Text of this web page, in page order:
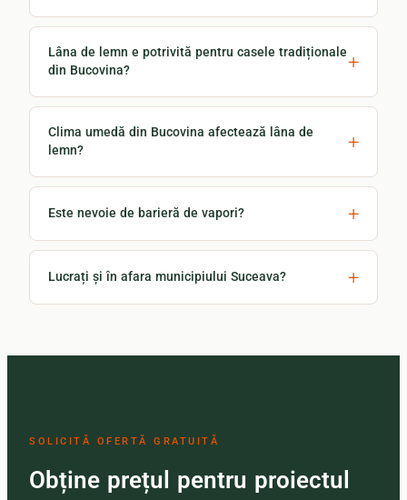
Lâna de lemn e potrivită pentru casele tradiționale
din Bucovina?
Clima umedă din Bucovina afectează lâna de
lemn?
Este nevoie de barieră de vapori?
Lucrați și în afara municipiului Suceava?
SOLICITĂ OFERTĂ GRATUITĂ
Obține prețul pentru proiectul